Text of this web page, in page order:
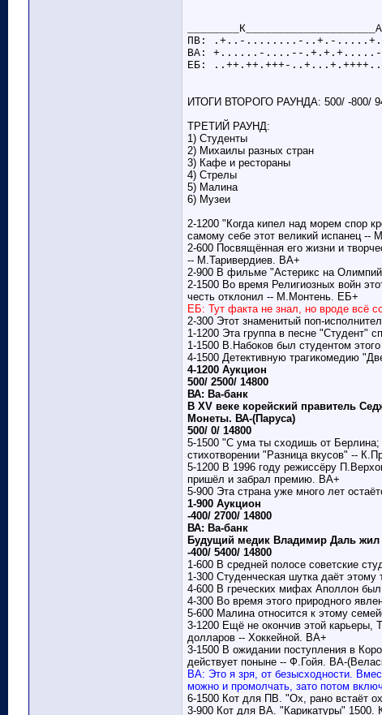
________К____________________А_
ПВ: .+..-........-..+.-
ВА: +......-....--
ЕБ: ..++.++.+++-
ИТОГИ ВТОРОГО РАУНДА: 500/ -800/
ТРЕТИЙ РАУНД:
1) Студенты
2) Михаилы разных стран
3) Кафе и рестораны
4) Стрелы
5) Малина
6) Музеи
2-1200 "Когда кипел над морем спор
самому себе этот великий испанец --
2-600 Посвящённая его жизни и
-- М.Таривердиев. ВА+
2-900 В фильме "Астерикс на
2-1500 Во время Религиозных войн
честь отклонил -- М.Монтень. ЕБ+
ЕБ: Тут факта не знал, но вроде всё
2-300 Этот знаменитый поп-
1-1200 Эта группа в песне "Студент"
1-1500 В.Набоков был студентом
4-1500 Детективную трагикомедию
4-1200 Аукцион
500/ 2500/ 14800
ВА: Ва-банк
В XV веке корейский правитель
Монеты. ВА-(Паруса)
500/ 0/ 14800
5-1500 "С ума ты сходишь от
стихотворении "Разница вкусов" --
5-1200 В 1996 году режиссёру
пришёл и забрал премию. ВА+
5-900 Эта страна уже много лет
1-900 Аукцион
-400/ 2700/ 14800
ВА: Ва-банк
Будущий медик Владимир Даль жил
-400/ 5400/ 14800
1-600 В средней полосе советские
1-300 Студенческая шутка даёт
4-600 В греческих мифах Аполлон
4-300 Во время этого природного
5-600 Малина относится к этому
3-1200 Ещё не окончив этой карьеры,
долларов -- Хоккейной. ВА+
3-1500 В ожидании поступления в
действует поныне -- Ф.Гойя. ВА-
ВА: Это я зря, от безысходности.
можно и промолчать, зато потом
6-1500 Кот для ПВ. "Ох, рано встаёт
3-900 Кот для ВА. "Карикатуры" 1500.